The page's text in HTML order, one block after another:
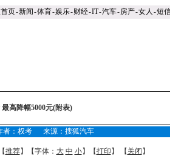
页-新闻-体育-娱乐-财经-IT-汽车-房产-女人 -短
高降幅5000元(附表)
者：权考 来源：搜狐汽车
推荐】【字体： 大 中 小】【打印 】 【 关闭 】